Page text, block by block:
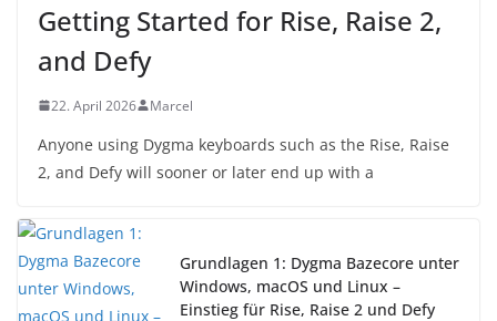
Getting Started for Rise, Raise 2,
and Defy
22. April 2026 Marcel
Anyone using Dygma keyboards such as the Rise, Raise
2, and Defy will sooner or later end up with a
Grundlagen 1: Dygma Bazecore unter
Windows, macOS und Linux –
Einstieg für Rise, Raise 2 und Defy